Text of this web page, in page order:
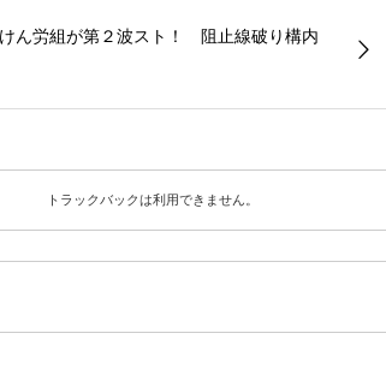
ん労組が第２波スト！ 阻止線破り構内
トラックバックは利用できません。